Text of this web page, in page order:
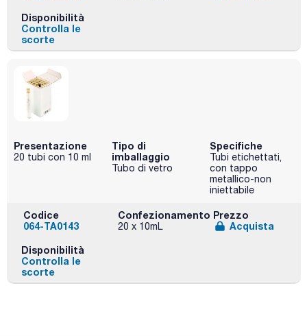
Disponibilità
Controlla le
scorte
Presentazione
20 tubi con 10 ml
Tipo di
imballaggio
Tubo di vetro
Specifiche
Tubi etichettati,
con tappo
metallico-non
iniettabile
Codice
064-TA0143
Confezionamento
20 x 10mL
Prezzo
Acquista
Disponibilità
Controlla le
scorte